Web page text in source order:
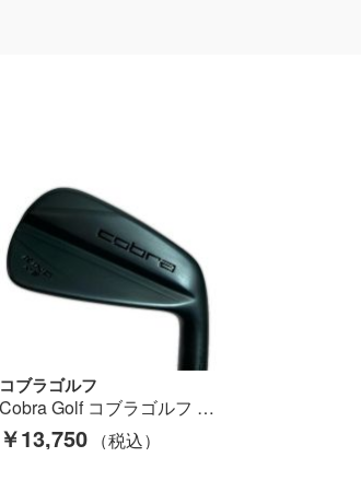
コブラゴルフ
Cobra Golf コブラゴルフ KING FORGED MB BLACK ＃7 34° アイアン Dynamic Gold EX S200 Bランク
￥13,750